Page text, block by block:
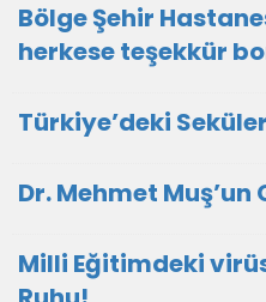
Bölge Şehir
herkese teşekkür
Türkiye’deki
Dr. Mehmet
Milli Eğitimdeki